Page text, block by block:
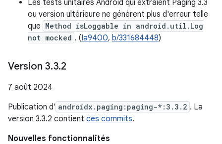
Les tests unitaires Android qui extraient Paging 3.3
ou version ultérieure ne génèrent plus d'erreur telle
que Method isLoggable in android.util.Log
not mocked . (Ia9400, b/331684448)
Version 3.3.2
7 août 2024
Publication d' androidx.paging:paging-*:3.3.2 . La
version 3.3.2 contient ces commits.
Nouvelles fonctionnalités